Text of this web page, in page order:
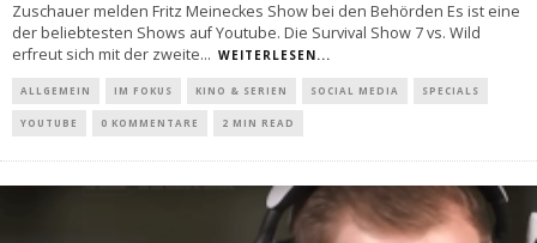
Zuschauer melden Fritz Meineckes Show bei den Behörden Es ist eine
der beliebtesten Shows auf Youtube. Die Survival Show 7 vs. Wild
erfreut sich mit der zweite... WEITERLESEN...
ALLGEMEIN IM FOKUS KINO & SERIEN SOCIAL MEDIA SPECIALS
YOUTUBE 0 KOMMENTARE 2 MIN READ